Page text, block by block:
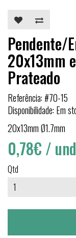
Pendente/
20x13mm
Prateado
Referência: #70-15
Disponibilidade: Em
20x13mm Ø1.7mm
0,78€ / und
Qtd